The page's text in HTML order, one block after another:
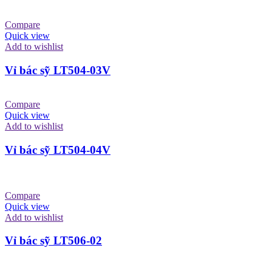
Compare
Quick view
Add to wishlist
Vỉ bác sỹ LT504-03V
Compare
Quick view
Add to wishlist
Vỉ bác sỹ LT504-04V
Compare
Quick view
Add to wishlist
Vỉ bác sỹ LT506-02